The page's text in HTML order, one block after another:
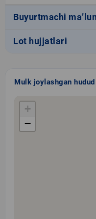
Buyurtmachi
Lot hujjatlari
Mulk joylashgan hudud
+
−